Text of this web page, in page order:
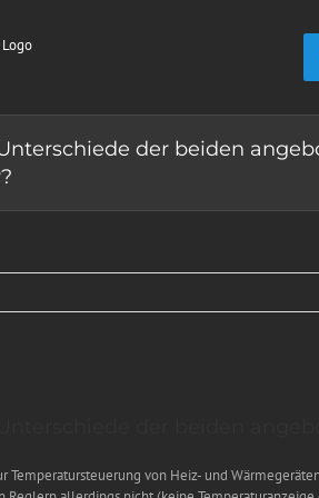
der beiden
Temperatursteuerung von Heiz- und